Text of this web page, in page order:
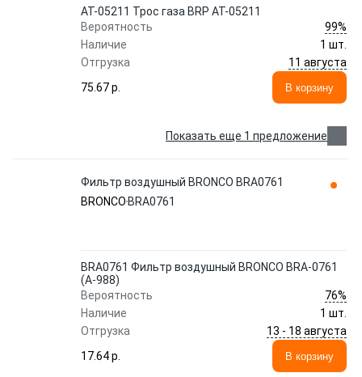
AT-05211 Трос газа BRP AT-05211
Вероятность
99%
Наличие
1 шт.
Отгрузка
11 августа
75.67 p.
В корзину
Показать еще 1 предложение
Фильтр воздушный BRONCO BRA0761
BRONCO BRA0761
BRA0761 Фильтр воздушный BRONCO BRA-0761
(A-988)
Вероятность
76%
Наличие
1 шт.
Отгрузка
13 - 18 августа
17.64 p.
В корзину